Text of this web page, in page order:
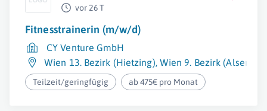
vor 26 T
Fitnesstrainerin (m/w/d)
CY Venture GmbH
Wien 13. Bezirk (Hietzing), Wien 9. Bezirk
Teilzeit/geringfügig ab 475€ pro Monat